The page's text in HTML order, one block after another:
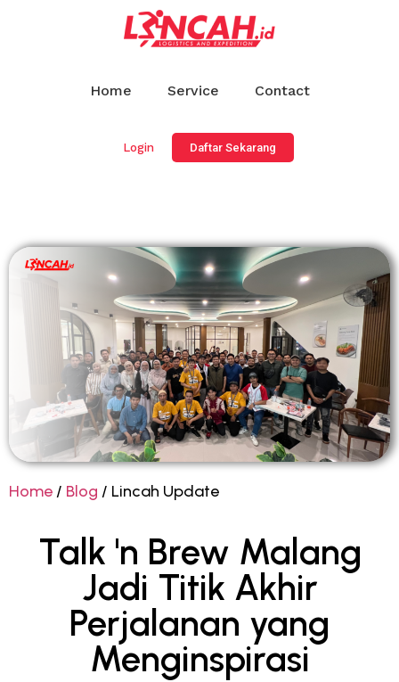
Home Service Contact
Login Daftar Sekarang
Home / Blog / Lincah Update
Talk 'n Brew Malang
Jadi Titik Akhir
Perjalanan yang
Menginspirasi